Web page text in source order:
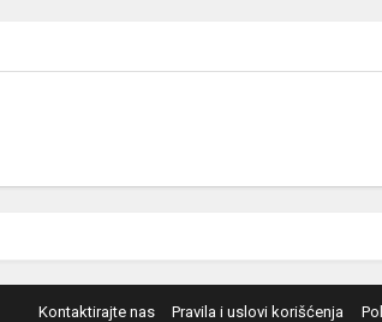
Kontaktirajte nas Pravila i uslovi korišćenja